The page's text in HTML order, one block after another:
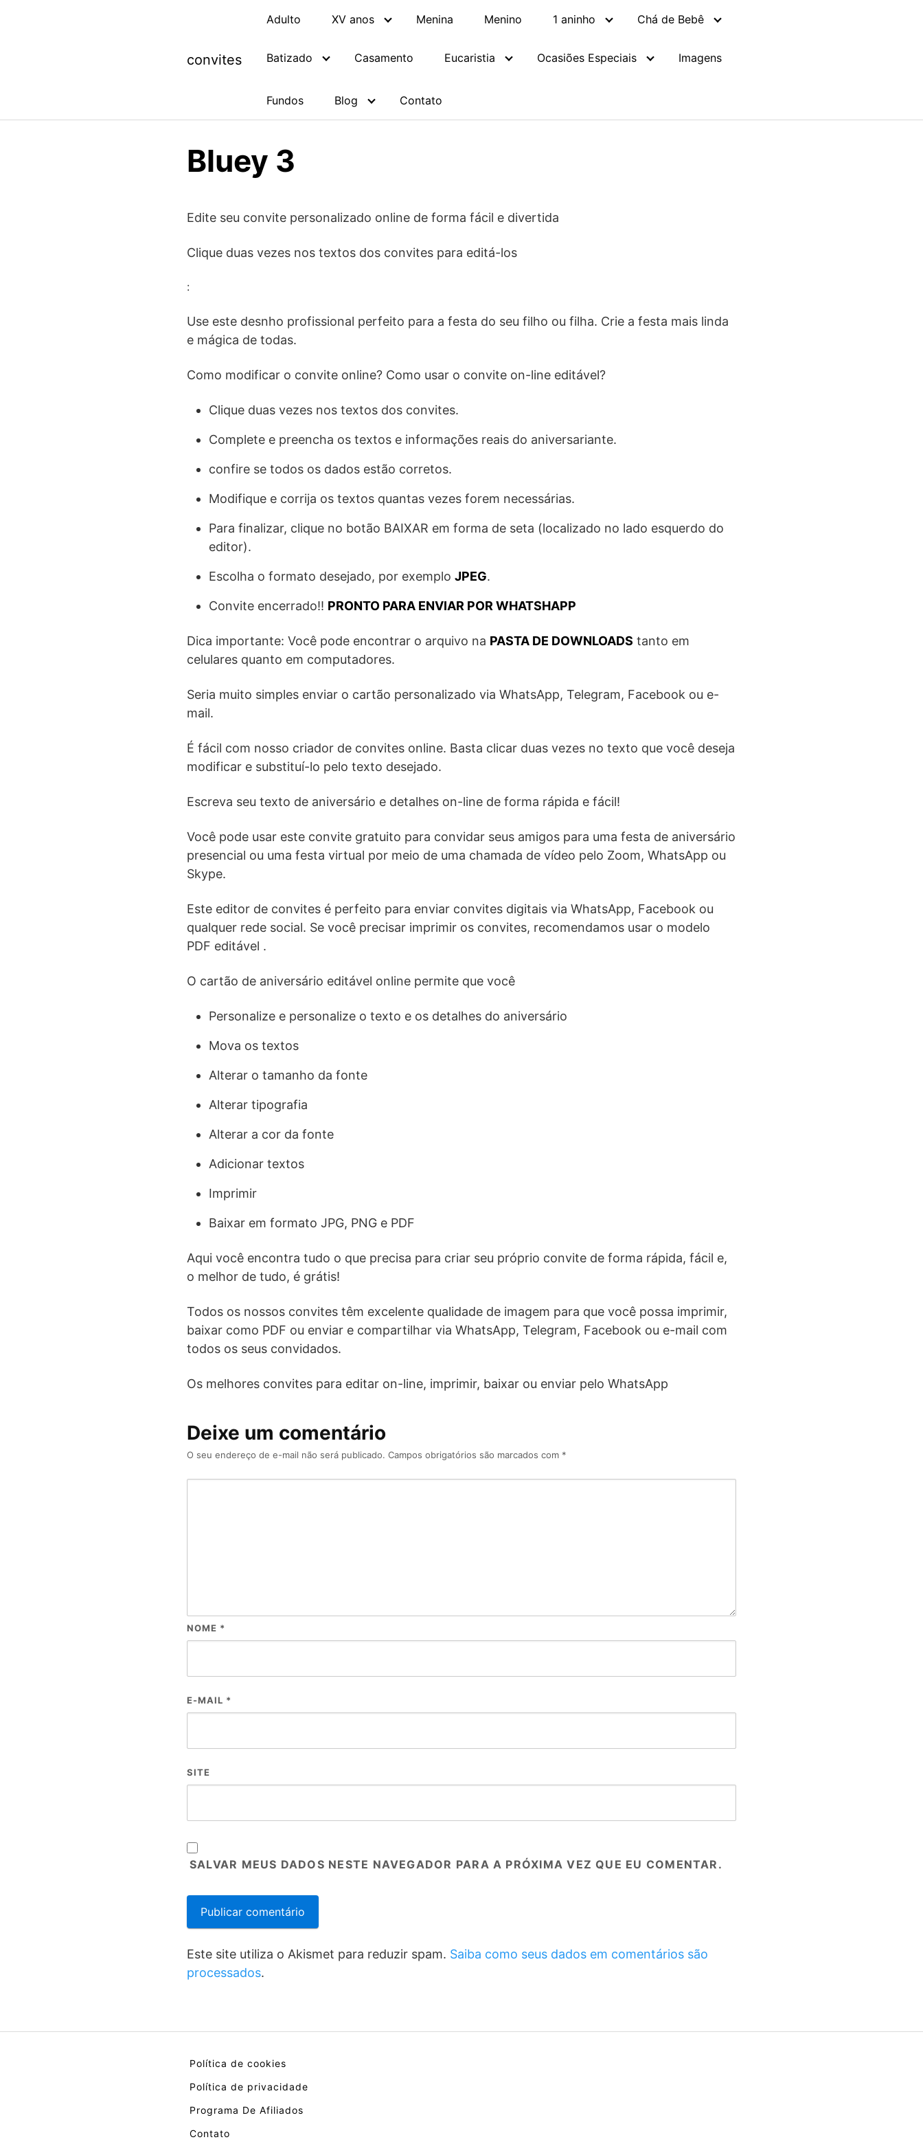
convites
Adulto XV anos Menina Menino 1 aninho Chá de Bebê
Batizado Casamento Eucaristia Ocasiões Especiais Imagens
Fundos Blog Contato
Bluey 3
Edite seu convite personalizado online de forma fácil e divertida
Clique duas vezes nos textos dos convites para editá-los
:
Use este desnho profissional perfeito para a festa do seu filho ou filha. Crie a festa mais linda
e mágica de todas.
Como modificar o convite online? Como usar o convite on-line editável?
Clique duas vezes nos textos dos convites.
Complete e preencha os textos e informações reais do aniversariante.
confire se todos os dados estão corretos.
Modifique e corrija os textos quantas vezes forem necessárias.
Para finalizar, clique no botão BAIXAR em forma de seta (localizado no lado esquerdo do
editor).
Escolha o formato desejado, por exemplo JPEG.
Convite encerrado!! PRONTO PARA ENVIAR POR WHATSHAPP
Dica importante: Você pode encontrar o arquivo na PASTA DE DOWNLOADS tanto em
celulares quanto em computadores.
Seria muito simples enviar o cartão personalizado via WhatsApp, Telegram, Facebook ou e-
mail.
É fácil com nosso criador de convites online. Basta clicar duas vezes no texto que você deseja
modificar e substituí-lo pelo texto desejado.
Escreva seu texto de aniversário e detalhes on-line de forma rápida e fácil!
Você pode usar este convite gratuito para convidar seus amigos para uma festa de aniversário
presencial ou uma festa virtual por meio de uma chamada de vídeo pelo Zoom, WhatsApp ou
Skype.
Este editor de convites é perfeito para enviar convites digitais via WhatsApp, Facebook ou
qualquer rede social. Se você precisar imprimir os convites, recomendamos usar o modelo
PDF editável .
O cartão de aniversário editável online permite que você
Personalize e personalize o texto e os detalhes do aniversário
Mova os textos
Alterar o tamanho da fonte
Alterar tipografia
Alterar a cor da fonte
Adicionar textos
Imprimir
Baixar em formato JPG, PNG e PDF
Aqui você encontra tudo o que precisa para criar seu próprio convite de forma rápida, fácil e,
o melhor de tudo, é grátis!
Todos os nossos convites têm excelente qualidade de imagem para que você possa imprimir,
baixar como PDF ou enviar e compartilhar via WhatsApp, Telegram, Facebook ou e-mail com
todos os seus convidados.
Os melhores convites para editar on-line, imprimir, baixar ou enviar pelo WhatsApp
Deixe um comentário
O seu endereço de e-mail não será publicado. Campos obrigatórios são marcados com *
NOME *
E-MAIL *
SITE
SALVAR MEUS DADOS NESTE NAVEGADOR PARA A PRÓXIMA VEZ QUE EU COMENTAR.
Este site utiliza o Akismet para reduzir spam. Saiba como seus dados em comentários são
processados.
Política de cookies
Política de privacidade
Programa De Afiliados
Contato